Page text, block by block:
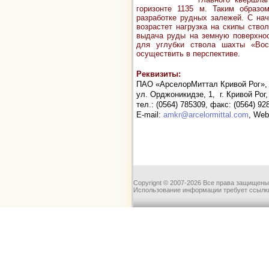
горизонте 1135 м. Таким
разработке рудных залежей. С
возрастет нагрузка на скипы
выдача руды на земную
для углубки ствола шахты
осуществить в перспективе.
Реквизиты:
ПАО «АрселорМиттал Кривой Рог»,
ул. Орджоникидзе, 1, г. Кривой
тел.: (0564) 785309 , факс: (0564)
E-mail: amkr@arcelormittal.com ,
Copyrignt © 2007-2026 Все права
Использование информации требует